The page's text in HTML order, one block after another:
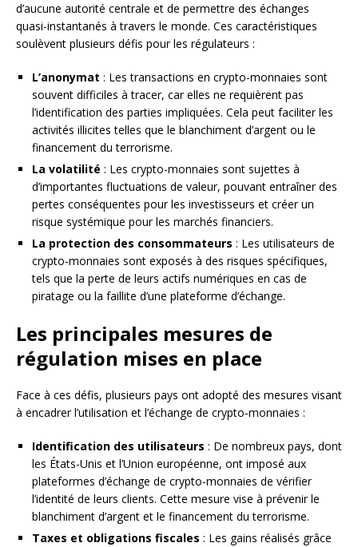
d’aucune autorité centrale et de permettre des échanges
quasi-instantanés à travers le monde. Ces caractéristiques
soulèvent plusieurs défis pour les régulateurs :
L’anonymat : Les transactions en crypto-monnaies sont
souvent difficiles à tracer, car elles ne requièrent pas
l’identification des parties impliquées. Cela peut faciliter les
activités illicites telles que le blanchiment d’argent ou le
financement du terrorisme.
La volatilité : Les crypto-monnaies sont sujettes à
d’importantes fluctuations de valeur, pouvant entraîner des
pertes conséquentes pour les investisseurs et créer un
risque systémique pour les marchés financiers.
La protection des consommateurs : Les utilisateurs de
crypto-monnaies sont exposés à des risques spécifiques,
tels que la perte de leurs actifs numériques en cas de
piratage ou la faillite d’une plateforme d’échange.
Les principales mesures de
régulation mises en place
Face à ces défis, plusieurs pays ont adopté des mesures visant
à encadrer l’utilisation et l’échange de crypto-monnaies :
Identification des utilisateurs : De nombreux pays, dont
les États-Unis et l’Union européenne, ont imposé aux
plateformes d’échange de crypto-monnaies de vérifier
l’identité de leurs clients. Cette mesure vise à prévenir le
blanchiment d’argent et le financement du terrorisme.
Taxes et obligations fiscales : Les gains réalisés grâce